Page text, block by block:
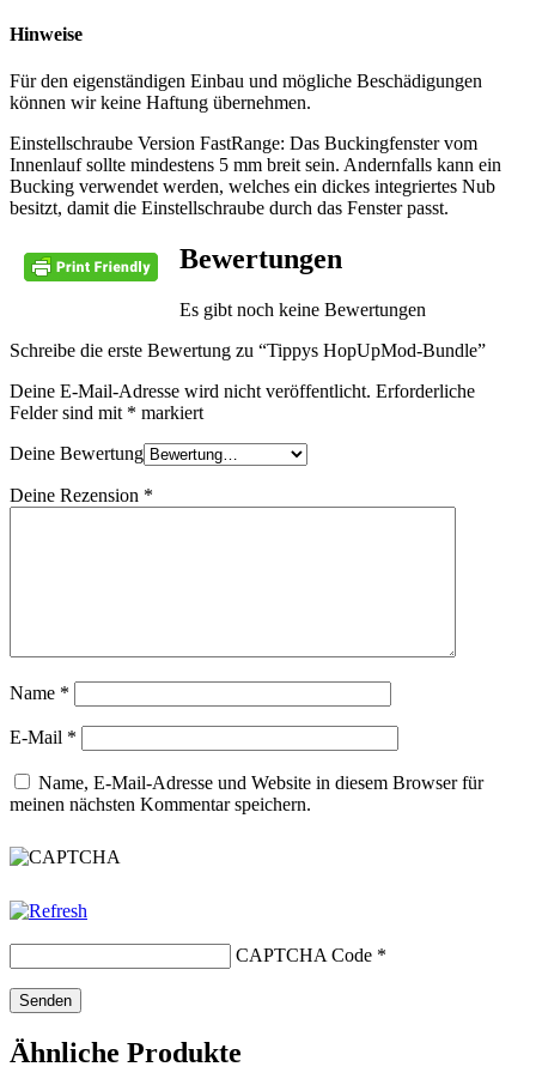
Hinweise
Für den eigenständigen Einbau und mögliche Beschädigungen
können wir keine Haftung übernehmen.
Einstellschraube Version FastRange: Das Buckingfenster vom
Innenlauf sollte mindestens 5 mm breit sein. Andernfalls kann ein
Bucking verwendet werden, welches ein dickes integriertes Nub
besitzt, damit die Einstellschraube durch das Fenster passt.
Bewertungen
Es gibt noch keine Bewertungen
Schreibe die erste Bewertung zu “Tippys HopUpMod-Bundle”
Deine E-Mail-Adresse wird nicht veröffentlicht. Erforderliche
Felder sind mit * markiert
Deine Bewertung
Deine Rezension *
Name *
E-Mail *
Name, E-Mail-Adresse und Website in diesem Browser für
meinen nächsten Kommentar speichern.
CAPTCHA Code *
Ähnliche Produkte